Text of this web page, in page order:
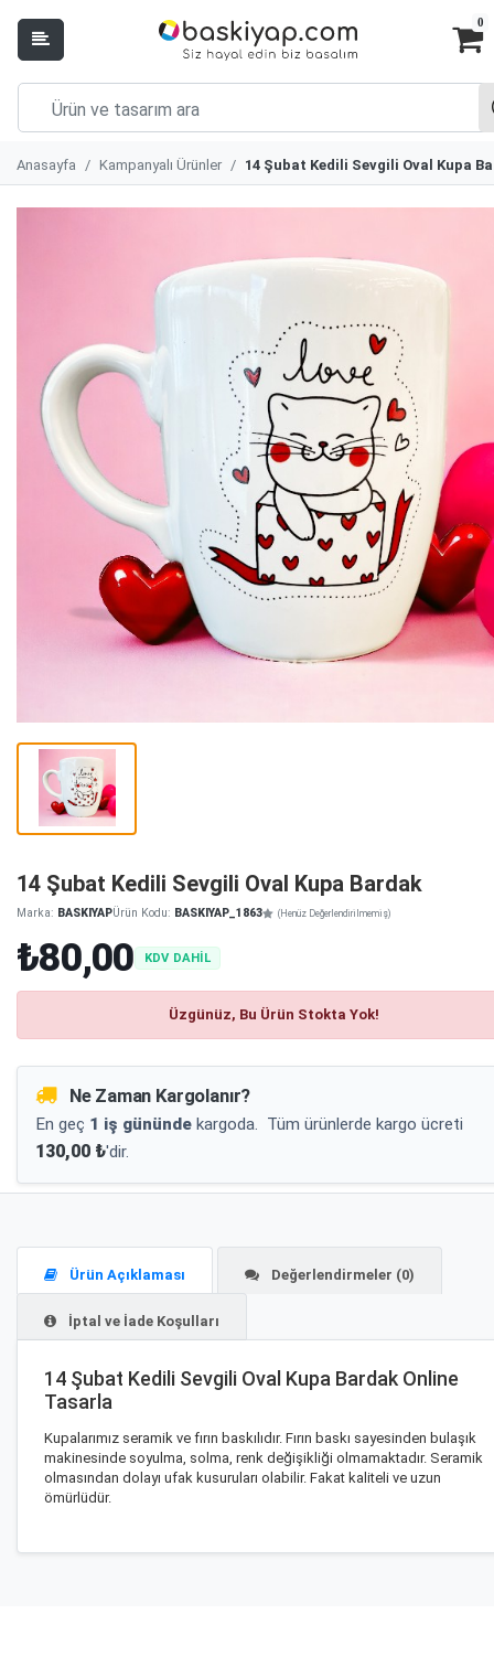
0
Anasayfa Kampanyalı Ürünler 14 Şubat Kedili Sevgili Oval Kupa
14 Şubat Kedili Sevgili Oval Kupa Bardak
Marka: BASKIYAPÜrün Kodu: BASKIYAP_1863 (Henüz Değerlendirilmemiş)
₺80,00 KDV DAHİL
Üzgünüz, Bu Ürün Stokta Yok!
Ne Zaman Kargolanır?
En geç 1 iş gününde kargoda. Tüm ürünlerde kargo ücreti
130,00 ₺'dir.
Ürün Açıklaması Değerlendirmeler (0)
İptal ve İade Koşulları
14 Şubat Kedili Sevgili Oval Kupa Bardak Online
Tasarla
Kupalarımız seramik ve fırın baskılıdır. Fırın baskı sayesinden bulaşık
makinesinde soyulma, solma, renk değişikliği olmamaktadır. Seramik
olmasından dolayı ufak kusuruları olabilir. Fakat kaliteli ve uzun
ömürlüdür.